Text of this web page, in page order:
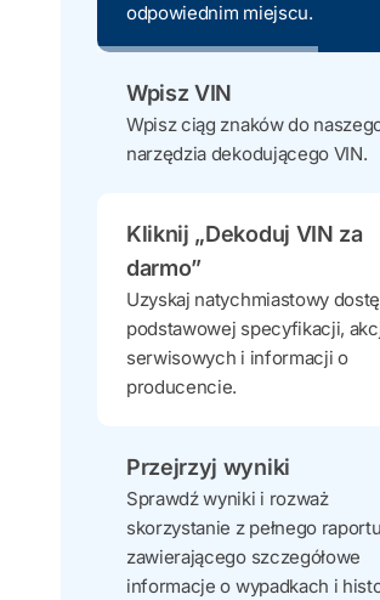
odpowiednim miejscu.
Wpisz VIN
Wpisz ciąg znaków do
narzędzia dekodującego VIN.
Kliknij „Dekoduj VIN za
darmo”
Uzyskaj natychmiastowy
podstawowej specyfikacji,
serwisowych i informacji o
producencie.
Przejrzyj wyniki
Sprawdź wyniki i rozważ
skorzystanie z pełnego raportu
zawierającego szczegółowe
informacje o wypadkach i